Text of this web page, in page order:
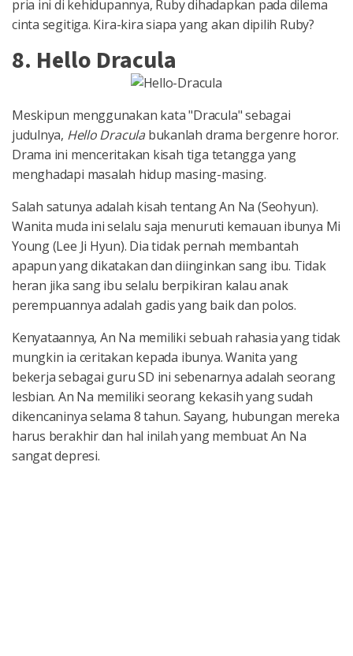
pria ini di kehidupannya, Ruby dihadapkan pada dilema
cinta segitiga. Kira-kira siapa yang akan dipilih Ruby?
8. Hello Dracula
Meskipun menggunakan kata "Dracula" sebagai
judulnya, Hello Draculabukanlah drama bergenre horor.
Drama ini menceritakan kisah tiga tetangga yang
menghadapi masalah hidup masing-masing.
Salah satunya adalah kisah tentang An Na (Seohyun).
Wanita muda ini selalu saja menuruti kemauan ibunya Mi
Young (Lee Ji Hyun). Dia tidak pernah membantah
apapun yang dikatakan dan diinginkan sang ibu. Tidak
heran jika sang ibu selalu berpikiran kalau anak
perempuannya adalah gadis yang baik dan polos.
Kenyataannya, An Na memiliki sebuah rahasia yang tidak
mungkin ia ceritakan kepada ibunya. Wanita yang
bekerja sebagai guru SD ini sebenarnya adalah seorang
lesbian. An Na memiliki seorang kekasih yang sudah
dikencaninya selama 8 tahun. Sayang, hubungan mereka
harus berakhir dan hal inilah yang membuat An Na
sangat depresi.